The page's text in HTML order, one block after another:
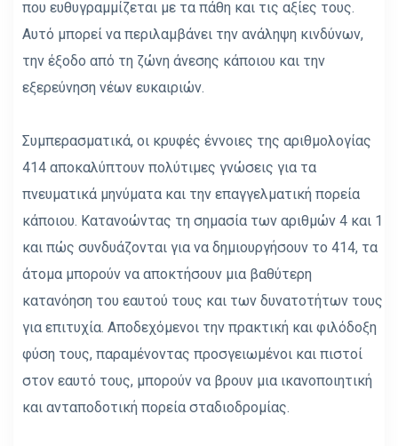
που ευθυγραμμίζεται με τα πάθη και τις αξίες τους.
Αυτό μπορεί να περιλαμβάνει την ανάληψη κινδύνων,
την έξοδο από τη ζώνη άνεσης κάποιου και την
εξερεύνηση νέων ευκαιριών.
Συμπερασματικά, οι κρυφές έννοιες της αριθμολογίας
414 αποκαλύπτουν πολύτιμες γνώσεις για τα
πνευματικά μηνύματα και την επαγγελματική πορεία
κάποιου. Κατανοώντας τη σημασία των αριθμών 4 και 1
και πώς συνδυάζονται για να δημιουργήσουν το 414, τα
άτομα μπορούν να αποκτήσουν μια βαθύτερη
κατανόηση του εαυτού τους και των δυνατοτήτων τους
για επιτυχία. Αποδεχόμενοι την πρακτική και φιλόδοξη
φύση τους, παραμένοντας προσγειωμένοι και πιστοί
στον εαυτό τους, μπορούν να βρουν μια ικανοποιητική
και ανταποδοτική πορεία σταδιοδρομίας.